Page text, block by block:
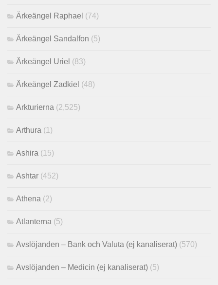
Ärkeängel Raphael (74)
Ärkeängel Sandalfon (5)
Ärkeängel Uriel (83)
Ärkeängel Zadkiel (48)
Arkturierna (2,525)
Arthura (1)
Ashira (15)
Ashtar (452)
Athena (2)
Atlanterna (5)
Avslöjanden – Bank och Valuta (ej kanaliserat) (570)
Avslöjanden – Medicin (ej kanaliserat) (5)